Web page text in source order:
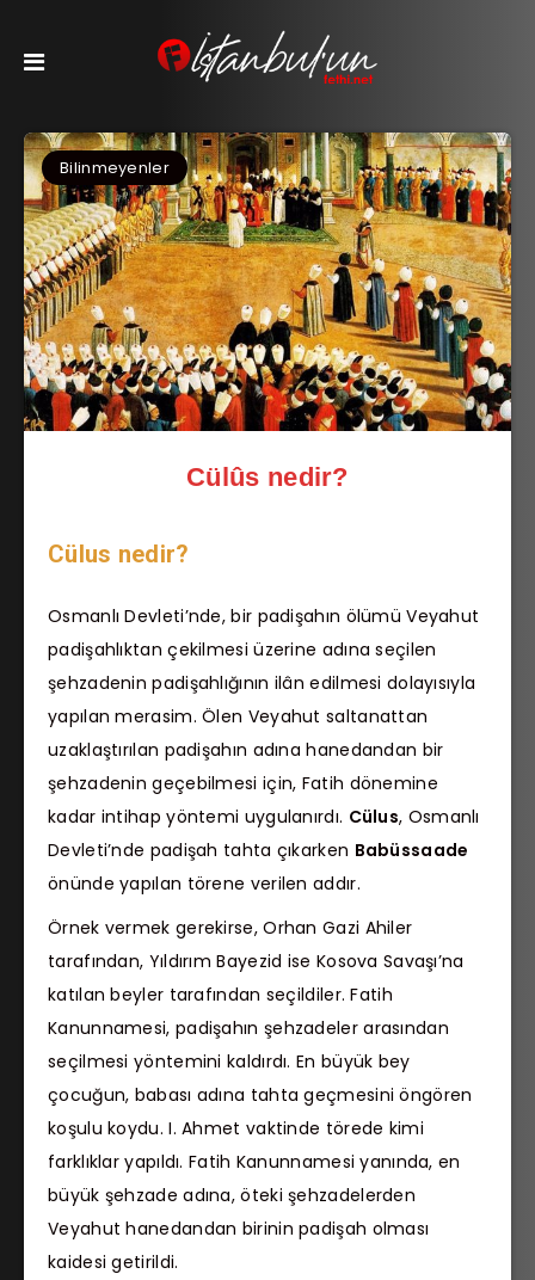
Bilinmeyenler
Cülûs nedir?
Cülus nedir?
Osmanlı Devleti’nde, bir padişahın ölümü Veyahut
padişahlıktan çekilmesi üzerine adına seçilen
şehzadenin padişahlığının ilân edilmesi dolayısıyla
yapılan merasim. Ölen Veyahut saltanattan
uzaklaştırılan padişahın adına hanedandan bir
şehzadenin geçebilmesi için, Fatih dönemine
kadar intihap yöntemi uygulanırdı. Cülus, Osmanlı
Devleti’nde padişah tahta çıkarken Babüssaade
önünde yapılan törene verilen addır.
Örnek vermek gerekirse, Orhan Gazi Ahiler
tarafından, Yıldırım Bayezid ise Kosova Savaşı’na
katılan beyler tarafından seçildiler. Fatih
Kanunnamesi, padişahın şehzadeler arasından
seçilmesi yöntemini kaldırdı. En büyük bey
çocuğun, babası adına tahta geçmesini öngören
koşulu koydu. I. Ahmet vaktinde törede kimi
farklıklar yapıldı. Fatih Kanunnamesi yanında, en
büyük şehzade adına, öteki şehzadelerden
Veyahut hanedandan birinin padişah olması
kaidesi getirildi.